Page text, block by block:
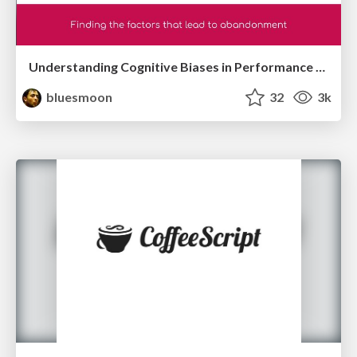
Understanding Cognitive Biases in Performance Measurement
bluesmoon
32 3k